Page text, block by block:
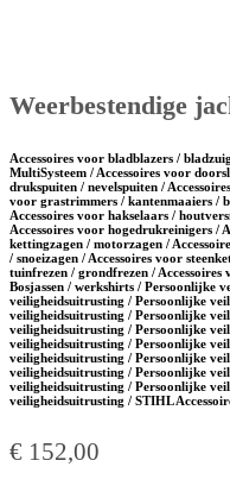
Weerbestendige
Accessoires voor bladblazers /
MultiSysteem / Accessoires voor
drukspuiten / nevelspuiten /
voor grastrimmers / kantenmaaiers /
Accessoires voor hakselaars /
Accessoires voor hogedrukreinigers /
kettingzagen / motorzagen /
/ snoeizagen / Accessoires voor
tuinfrezen / grondfrezen /
Bosjassen / werkshirts / Persoonlijke
veiligheidsuitrusting / Persoonlijke
veiligheidsuitrusting / Persoonlijke
veiligheidsuitrusting / Persoonlijke
veiligheidsuitrusting / Persoonlijke
veiligheidsuitrusting / Persoonlijke
veiligheidsuitrusting / Persoonlijke
veiligheidsuitrusting / Persoonlijke
veiligheidsuitrusting / STIHL
€ 152,00